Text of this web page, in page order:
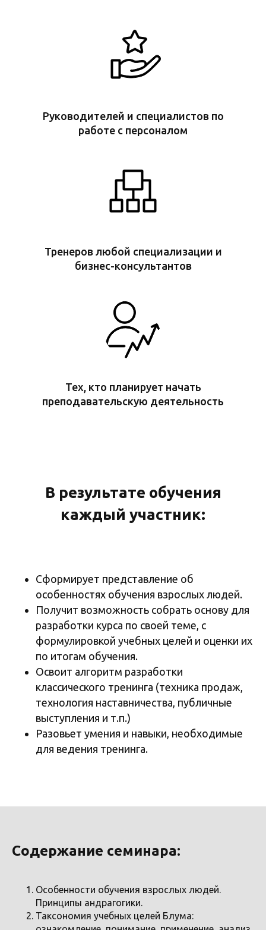
Руководителей и специалистов по
работе с персоналом
Тренеров любой специализации и
бизнес-консультантов
Тех, кто планирует начать
преподавательскую деятельность
В результате обучения
каждый участник:
Сформирует представление об
особенностях обучения взрослых людей.
Получит возможность собрать основу для
разработки курса по своей теме, с
формулировкой учебных целей и оценки их
по итогам обучения.
Освоит алгоритм разработки
классического тренинга (техника продаж,
технология наставничества, публичные
выступления и т.п.)
Разовьет умения и навыки, необходимые
для ведения тренинга.
Содержание семинара:
Особенности обучения взрослых людей.
Принципы андрагогики.
Таксономия учебных целей Блума: